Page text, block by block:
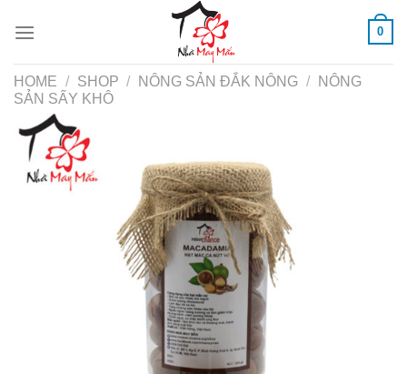
0
HOME / SHOP / NÔNG SẢN ĐẮK NÔNG /
NÔNG
SẢN SẤY KHÔ